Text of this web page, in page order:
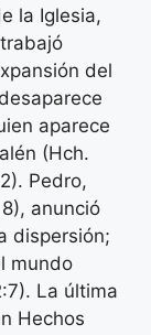
la Iglesia,
del
aparece
(Hch.
Pedro,
anunció
dispersión;
mundo
La última
Hechos